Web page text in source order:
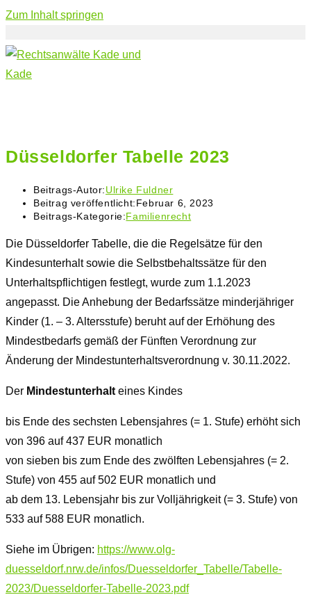
Zum Inhalt springen
Düsseldorfer Tabelle 2023
Beitrags-Autor:Ulrike Fuldner
Beitrag veröffentlicht:Februar 6, 2023
Beitrags-Kategorie:Familienrecht
Die Düsseldorfer Tabelle, die die Regelsätze für den
Kindesunterhalt sowie die Selbstbehaltssätze für den
Unterhaltspflichtigen festlegt, wurde zum 1.1.2023
angepasst. Die Anhebung der Bedarfssätze minderjähriger
Kinder (1. – 3. Altersstufe) beruht auf der Erhöhung des
Mindestbedarfs gemäß der Fünften Verordnung zur
Änderung der Mindestunterhaltsverordnung v. 30.11.2022.
Der Mindestunterhalt eines Kindes
bis Ende des sechsten Lebensjahres (= 1. Stufe) erhöht sich
von 396 auf 437 EUR monatlich
von sieben bis zum Ende des zwölften Lebensjahres (= 2.
Stufe) von 455 auf 502 EUR monatlich und
ab dem 13. Lebensjahr bis zur Volljährigkeit (= 3. Stufe) von
533 auf 588 EUR monatlich.
Siehe im Übrigen: https://www.olg-
duesseldorf.nrw.de/infos/Duesseldorfer_Tabelle/Tabelle-
2023/Duesseldorfer-Tabelle-2023.pdf